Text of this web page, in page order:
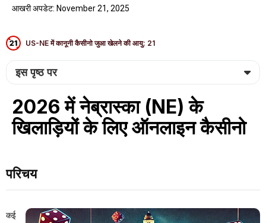
आखरी अपडेट: November 21, 2025
US-NE में कानूनी कैसीनो जुआ खेलने की आयु: 21
इस पृष्ठ पर
2026 में नेब्रास्का (NE) के
खिलाड़ियों के लिए ऑनलाइन कैसीनो
परिचय
कई